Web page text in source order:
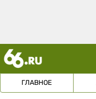
ГЛАВНОЕ